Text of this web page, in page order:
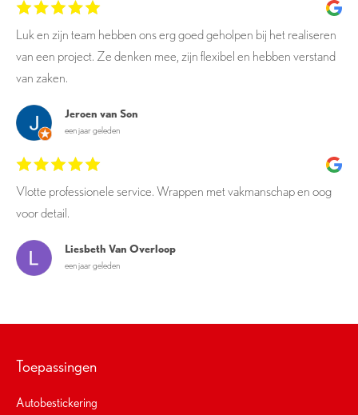
Luk en zijn team hebben ons erg goed geholpen bij het realiseren
van een project. Ze denken mee, zijn flexibel en hebben verstand
van zaken.
Jeroen van Son
een jaar geleden
Vlotte professionele service. Wrappen met vakmanschap en oog
voor detail.
Liesbeth Van Overloop
een jaar geleden
Toepassingen
Autobestickering